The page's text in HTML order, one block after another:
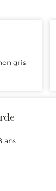
gris
ans